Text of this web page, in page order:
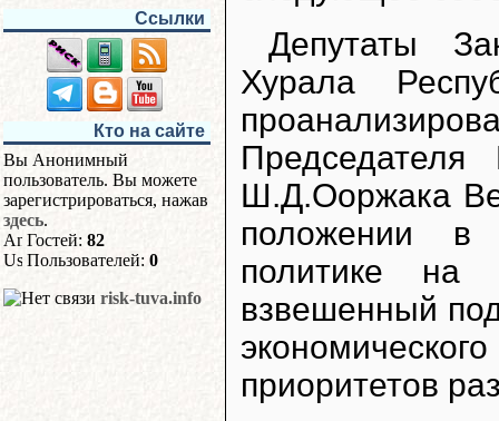
Ссылки
Кто на сайте
Вы Анонимный
пользователь. Вы можете
зарегистрироваться, нажав
здесь.
Гостей: 82
Пользователей: 0
risk-tuva.info
Депутаты
Хурала
Председателя
Ш.Д.Ооржака
положении в
политике
взвешенный
приоритетов